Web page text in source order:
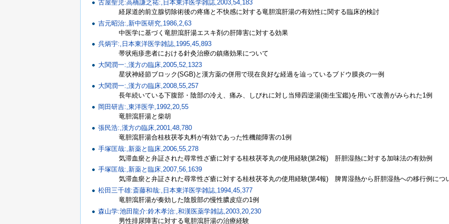
古屋聖児:高橋謙之祐:,日本東洋医学雑誌,2003,54,183
経尿道的前立腺切除術後の疼痛と不快感に対する竜胆瀉肝湯の有効性に関する臨床的検討
吉元昭治:,新中医研究,1986,2,63
中医学に基づく竜胆瀉肝湯エスキ剤の肝障害に対する効果
呉炳宇:,日本東洋医学雑誌,1995,45,893
帯状疱疹患者における針灸治療の鎮痛効果について
大関潤一:,漢方の臨床,2005,52,1323
星状神経節ブロック(SGB)と漢方薬の併用で現在良好な経過を辿っているブドウ膜炎の一例
大関潤一:,漢方の臨床,2008,55,257
長年続いている下腹部・陰部の冷え、痛み、しびれに対し当帰四逆湯(衛生宝鑑)を用いて改善がみられた1例
岡田研吉:,東洋医学,1992,20,55
竜胆瀉肝湯と柴胡
張民浩:,漢方の臨床,2001,48,780
竜胆瀉肝湯合桂枝茯苓丸料が有効であった性機能障害の1例
手塚匡哉:,新薬と臨床,2006,55,278
気滞血瘀と弁証された尋常性ざ瘡に対する桂枝茯苓丸の使用経験(第2報) 肝胆湿熱に対する加味法の有効例
手塚匡哉:,新薬と臨床,2007,56,1639
気滞血瘀と弁証された尋常性ざ瘡に対する桂枝茯苓丸の使用経験(第4報) 脾胃湿熱から肝胆湿熱への移行例につ
松田三千雄:斎藤和哉:,日本東洋医学雑誌,1994,45,377
竜胆瀉肝湯が奏効した陰股部の慢性膿皮症の1例
森山学:池田龍介:鈴木孝治:,和漢医薬学雑誌,2003,20,230
男性排尿障害に対する竜胆瀉肝湯の治療経験